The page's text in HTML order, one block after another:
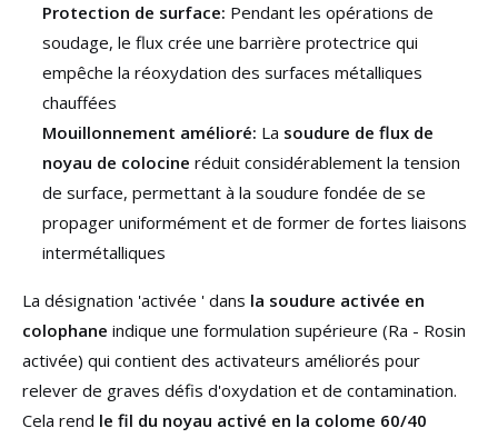
Protection de surface: Pendant les opérations de
soudage, le flux crée une barrière protectrice qui
empêche la réoxydation des surfaces métalliques
chauffées
Mouillonnement amélioré: La soudure de flux de
noyau de colocine réduit considérablement la tension
de surface, permettant à la soudure fondée de se
propager uniformément et de former de fortes liaisons
intermétalliques
La désignation 'activée ' dans la soudure activée en
colophane indique une formulation supérieure (Ra - Rosin
activée) qui contient des activateurs améliorés pour
relever de graves défis d'oxydation et de contamination.
Cela rend le fil du noyau activé en la colome 60/40